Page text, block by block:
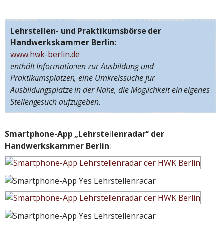
Lehrstellen- und Praktikumsbörse der
Handwerkskammer Berlin:
www.hwk-berlin.de
enthält Informationen zur Ausbildung und
Praktikumsplätzen, eine Umkreissuche für
Ausbildungsplätze in der Nähe, die Möglichkeit ein eigenes
Stellengesuch aufzugeben.
Smartphone-App „Lehrstellenradar“ der
Handwerkskammer Berlin: